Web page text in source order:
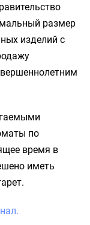
размер
изделий с
по
время в
иметь